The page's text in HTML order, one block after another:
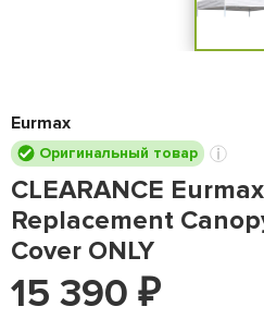
Eurmax
Оригинальный товар
CLEARANCE
Replacement
Cover ONLY
15 390 ₽